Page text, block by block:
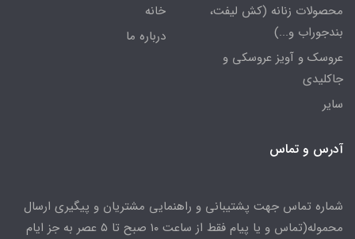
محصولات زنانه (کش لیفت،
بندجوراب و...)
عروسک و آویز عروسکی و
جاکلیدی
سایر
خانه
درباره ما
آدرس و تماس
شماره تماس جهت پشتیبانی و راهنمایی مشتریان و پیگیری ارسال
محموله(تماس و یا پیام فقط از ساعت ۱۰ صبح تا ۵ عصر به جز ایام